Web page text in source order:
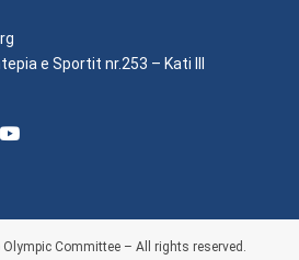
e Sportit nr.253 – Kati III
Committee – All rights reserved.